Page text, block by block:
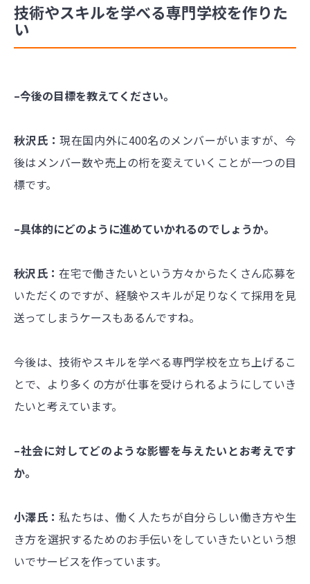
技術やスキルを学べる専門学校を作りた
い
–今後の目標を教えてください。
秋沢氏：現在国内外に400名のメンバーがいますが、今
後はメンバー数や売上の桁を変えていくことが一つの目
標です。
–具体的にどのように進めていかれるのでしょうか。
秋沢氏：在宅で働きたいという方々からたくさん応募を
いただくのですが、経験やスキルが足りなくて採用を見
送ってしまうケースもあるんですね。
今後は、技術やスキルを学べる専門学校を立ち上げるこ
とで、より多くの方が仕事を受けられるようにしていき
たいと考えています。
–社会に対してどのような影響を与えたいとお考えです
か。
小澤氏：私たちは、働く人たちが自分らしい働き方や生
き方を選択するためのお手伝いをしていきたいという想
いでサービスを作っています。